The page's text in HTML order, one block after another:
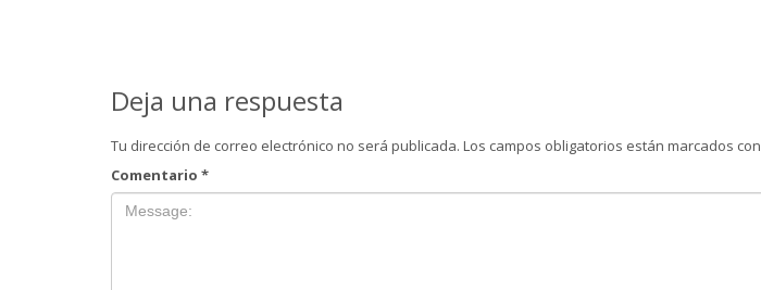
Deja una respuesta
Tu dirección de correo electrónico no será publicada. Los campos obligatorios están marcados con
Comentario *